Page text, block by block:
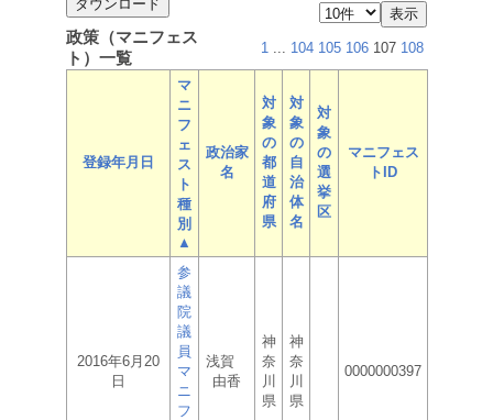
政策（マニフェス
ト）一覧
1 ... 104 105 106 107 108
登録年月日
マ
ニ
フ
ェ
ス
ト
種
別
▲
政治家
名
対
象
の
都
道
府
県
対
象
の
自
治
体
名
対
象
の
選
挙
区
マニフェス
トID
2016年6月20
日
参
議
院
議
員
マ
ニ
フ
浅賀
由香
神
奈
川
県
神
奈
川
県
0000000397